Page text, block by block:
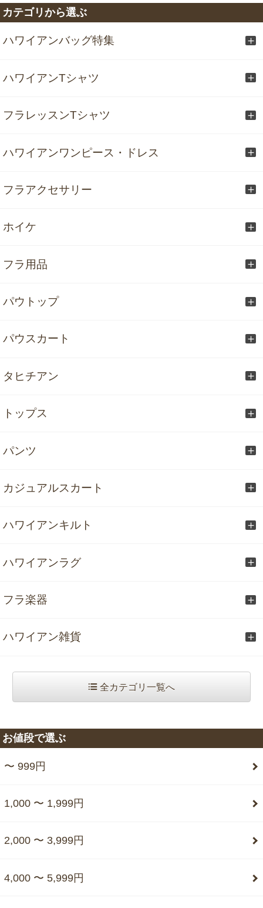
カテゴリから選ぶ
ハワイアンバッグ特集
ハワイアンTシャツ
フラレッスンTシャツ
ハワイアンワンピース・ドレス
フラアクセサリー
ホイケ
フラ用品
パウトップ
パウスカート
タヒチアン
トップス
パンツ
カジュアルスカート
ハワイアンキルト
ハワイアンラグ
フラ楽器
ハワイアン雑貨
全カテゴリ一覧へ
お値段で選ぶ
〜 999円
1,000 〜 1,999円
2,000 〜 3,999円
4,000 〜 5,999円